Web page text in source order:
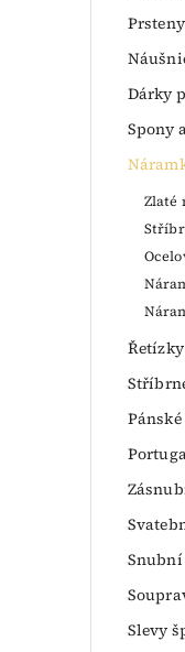
Prsteny
Dárky
Spony
Zlaté
Řetízky
Slevy